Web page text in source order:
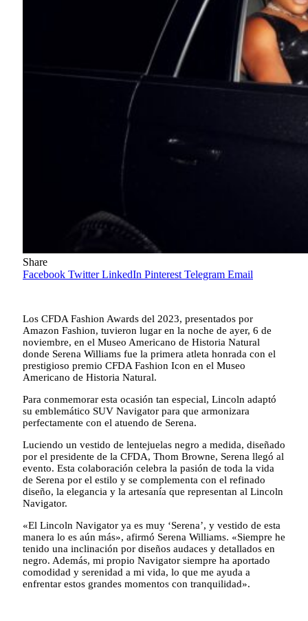
Share
Facebook Twitter LinkedIn Pinterest Telegram Email
Los CFDA Fashion Awards del 2023, presentados por
Amazon Fashion, tuvieron lugar en la noche de ayer, 6 de
noviembre, en el Museo Americano de Historia Natural
donde Serena Williams fue la primera atleta honrada con el
prestigioso premio CFDA Fashion Icon en el Museo
Americano de Historia Natural.
Para conmemorar esta ocasión tan especial, Lincoln adaptó
su emblemático SUV Navigator para que armonizara
perfectamente con el atuendo de Serena.
Luciendo un vestido de lentejuelas negro a medida, diseñado
por el presidente de la CFDA, Thom Browne, Serena llegó al
evento. Esta colaboración celebra la pasión de toda la vida
de Serena por el estilo y se complementa con el refinado
diseño, la elegancia y la artesanía que representan al Lincoln
Navigator.
«El Lincoln Navigator ya es muy ‘Serena’, y vestido de esta
manera lo es aún más», afirmó Serena Williams. «Siempre he
tenido una inclinación por diseños audaces y detallados en
negro. Además, mi propio Navigator siempre ha aportado
comodidad y serenidad a mi vida, lo que me ayuda a
enfrentar estos grandes momentos con tranquilidad».